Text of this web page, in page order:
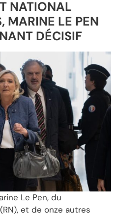
NATIONAL
MARINE LE PEN
DÉCISIF
Le Pen, du
et de onze autres